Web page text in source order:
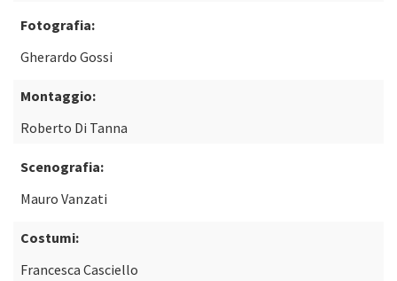
Fotografia:
Gherardo Gossi
Montaggio:
Roberto Di Tanna
Scenografia:
Mauro Vanzati
Costumi:
Francesca Casciello